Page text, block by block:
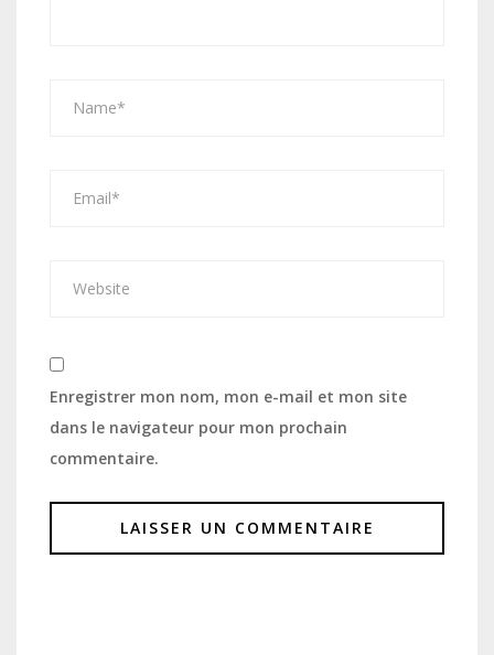
Enregistrer mon nom, mon e-mail et mon site
dans le navigateur pour mon prochain
commentaire.